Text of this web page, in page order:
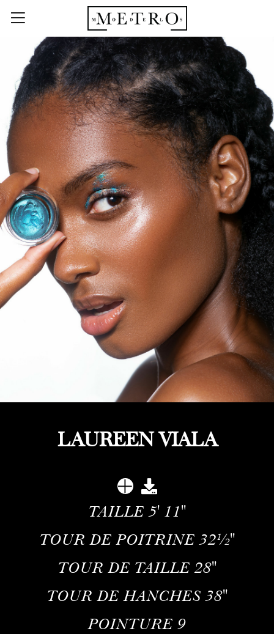
LAUREEN VIALA
TAILLE 5' 11''
TOUR DE POITRINE 32½''
TOUR DE TAILLE 28''
TOUR DE HANCHES38''
POINTURE 9